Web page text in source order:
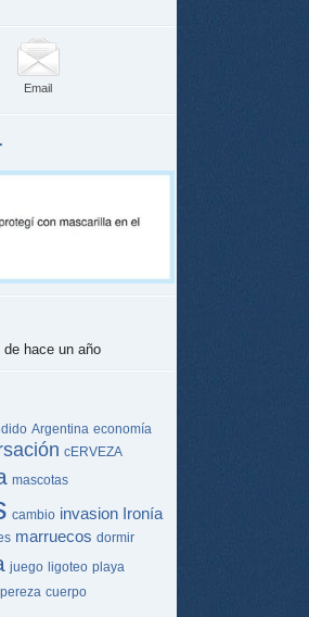
Email
Argentina economía
cERVEZA
mascotas
cambio invasion Ironía
marruecos dormir
juego ligoteo playa
pereza cuerpo